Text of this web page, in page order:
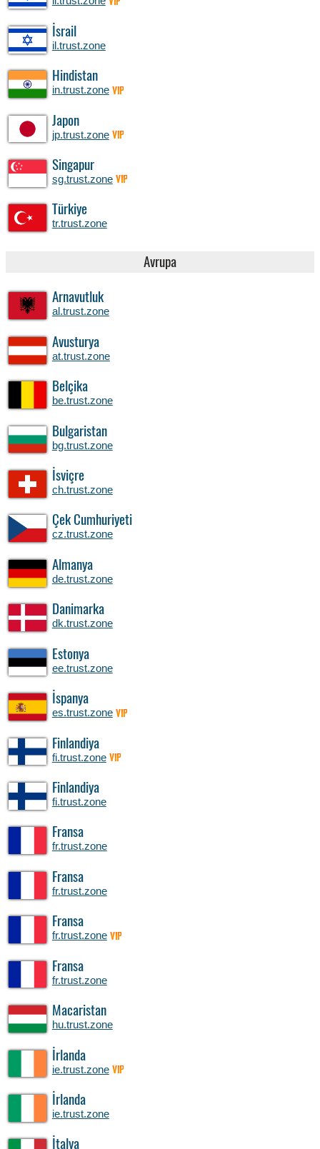
İsrail
il.trust.zone
Hindistan
in.trust.zone VIP
Japon
jp.trust.zone VIP
Singapur
sg.trust.zone VIP
Türkiye
tr.trust.zone
Avrupa
Arnavutluk
al.trust.zone
Avusturya
at.trust.zone
Belçika
be.trust.zone
Bulgaristan
bg.trust.zone
İsviçre
ch.trust.zone
Çek Cumhuriyeti
cz.trust.zone
Almanya
de.trust.zone
Danimarka
dk.trust.zone
Estonya
ee.trust.zone
İspanya
es.trust.zone VIP
Finlandiya
fi.trust.zone VIP
Finlandiya
fi.trust.zone
Fransa
fr.trust.zone
Fransa
fr.trust.zone
Fransa
fr.trust.zone VIP
Fransa
fr.trust.zone
Macaristan
hu.trust.zone
İrlanda
ie.trust.zone VIP
İrlanda
ie.trust.zone
İtalya